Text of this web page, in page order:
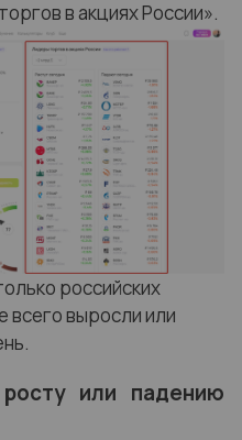
в акциях России».
российских
всего выросли или
или падению